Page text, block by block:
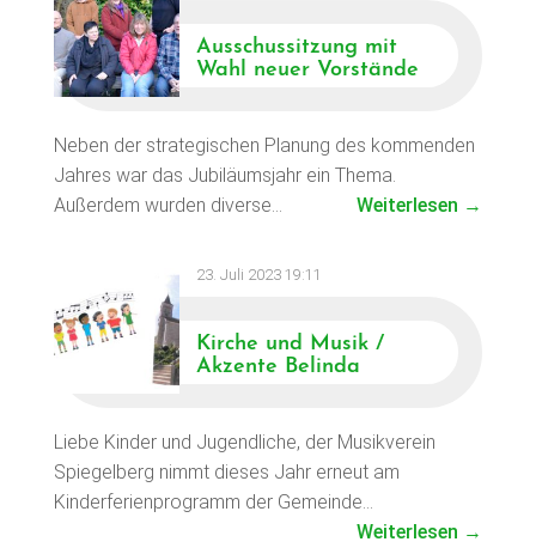
Ausschussitzung mit
Wahl neuer Vorstände
Neben der strategischen Planung des kommenden
Jahres war das Jubiläumsjahr ein Thema.
Außerdem wurden diverse…
Weiterlesen →
23. Juli 2023 19:11
Kirche und Musik /
Akzente Belinda
Liebe Kinder und Jugendliche, der Musikverein
Spiegelberg nimmt dieses Jahr erneut am
Kinderferienprogramm der Gemeinde…
Weiterlesen →